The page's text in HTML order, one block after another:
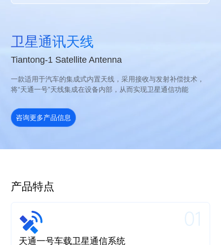
关于我们
卫星通讯天线
Tiantong-1 Satellite Antenna
一款适用于汽车的集成式内置天线，采用接收与发射补偿技术，
将“天通一号”天线集成在设备内部，从而实现卫星通信功能
咨询更多产品信息
产品特点
天通一号车载卫星通信系统
01